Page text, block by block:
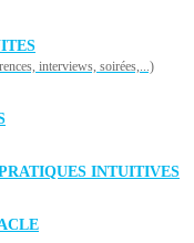
interviews, soirées,...)
INTUITIVES